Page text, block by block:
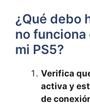
¿Qué debo
no
mi PS5?
Verifica
activa⁤ y‍
de‍